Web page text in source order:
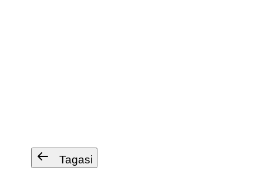
Tagasi